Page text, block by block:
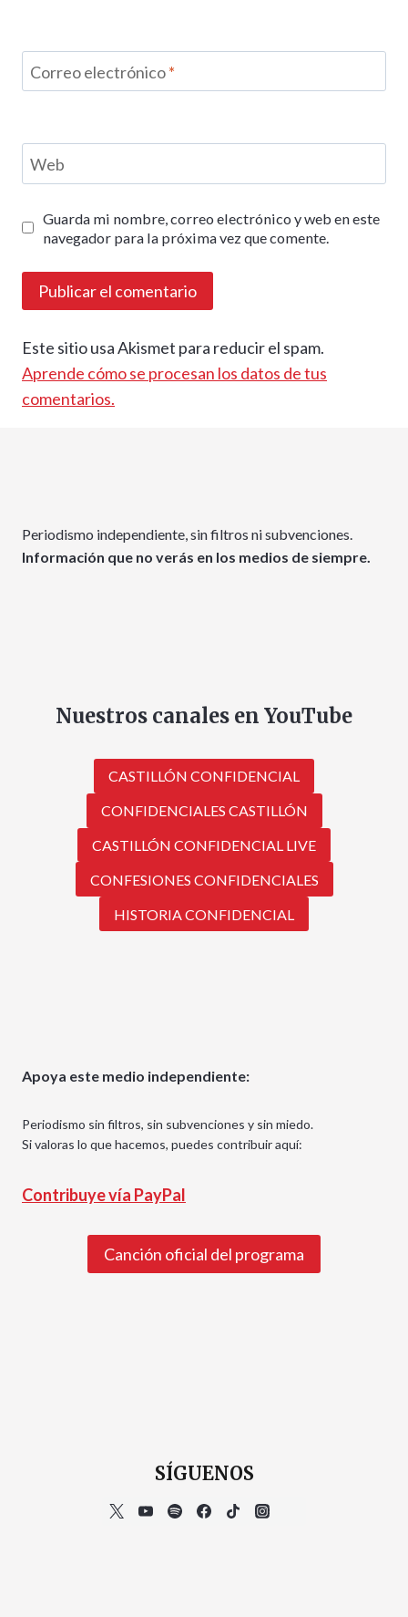
Correo electrónico*
Web
Guarda mi nombre, correo electrónico y web en este
navegador para la próxima vez que comente.
Este sitio usa Akismet para reducir el spam.
Aprende cómo se procesan los datos de tus
comentarios.
Periodismo independiente, sin filtros ni subvenciones.
Información que no verás en los medios de siempre.
Nuestros canales en YouTube
CASTILLÓN CONFIDENCIAL
CONFIDENCIALES CASTILLÓN
CASTILLÓN CONFIDENCIAL LIVE
CONFESIONES CONFIDENCIALES
HISTORIA CONFIDENCIAL
Apoya este medio independiente:
Periodismo sin filtros, sin subvenciones y sin miedo.
Si valoras lo que hacemos, puedes contribuir aquí:
Contribuye vía PayPal
Canción oficial del programa
SÍGUENOS